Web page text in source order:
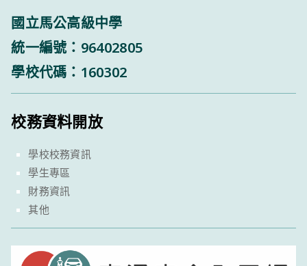
國立馬公高級中學
統一編號：96402805
學校代碼：160302
校務資料開放
學校校務資訊
學生專區
財務資訊
其他